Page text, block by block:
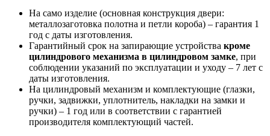
На само изделие (основная конструкция двери:
металлозаготовка полотна и петли короба) – гарантия 1
год с даты изготовления.
Гарантийный срок на запирающие устройства кроме
цилиндрового механизма в цилиндровом замке, при
соблюдении указаний по эксплуатации и уходу – 7 лет с
даты изготовления.
На цилиндровый механизм и комплектующие (глазки,
ручки, задвижки, уплотнитель, накладки на замки и
ручки) – 1 год или в соответствии с гарантией
производителя комплектующий частей.